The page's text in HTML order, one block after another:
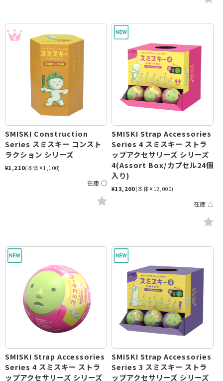
SMISKI Construction
Series スミスキー コンスト
ラクション シリーズ
¥1,210(本体 ¥1,100)
在庫 ○
SMISKI Strap Accessories
Series 4 スミスキー ストラ
ップアクセサリーズ シリーズ
4(Assort Box/カプセル24個
入り)
¥13,200(本体 ¥12,000)
在庫 △
SMISKI Strap Accessories
Series 4 スミスキー ストラ
ップアクセサリーズ シリーズ
SMISKI Strap Accessories
Series 3 スミスキー ストラ
ップアクセサリーズ シリーズ